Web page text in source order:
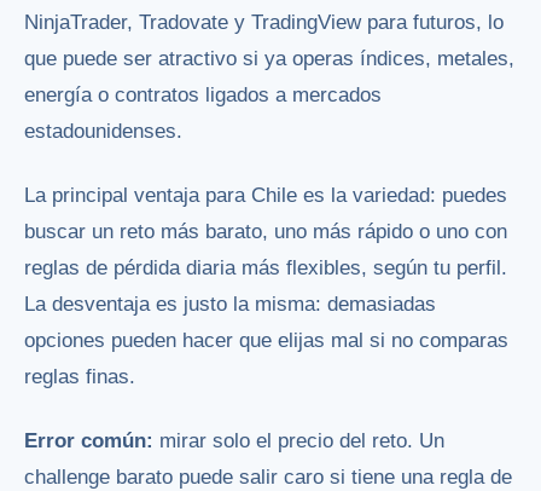
NinjaTrader, Tradovate y TradingView para futuros, lo
que puede ser atractivo si ya operas índices, metales,
energía o contratos ligados a mercados
estadounidenses.
La principal ventaja para Chile es la variedad: puedes
buscar un reto más barato, uno más rápido o uno con
reglas de pérdida diaria más flexibles, según tu perfil.
La desventaja es justo la misma: demasiadas
opciones pueden hacer que elijas mal si no comparas
reglas finas.
Error común: mirar solo el precio del reto. Un
challenge barato puede salir caro si tiene una regla de